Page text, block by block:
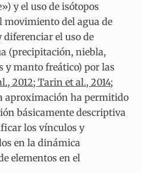
y el uso de isótopos
movimiento del agua de
diferenciar el uso de
(precipitación, niebla,
y manto freático) por las
2012; Tarin et al., 2014;
aproximación ha permitido
básicamente descriptiva
los vínculos y
en la dinámica
elementos en el